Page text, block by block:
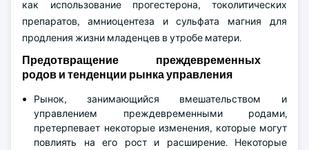
как использование прогестерона, токолитических
препаратов, амниоцентеза и сульфата магния для
продления жизни младенцев в утробе матери.
Предотвращение преждевременных
родов и тенденции рынка управления
Рынок, занимающийся вмешательством и
управлением преждевременными родами,
претерпевает некоторые изменения, которые могут
повлиять на его рост и расширение. Некоторые